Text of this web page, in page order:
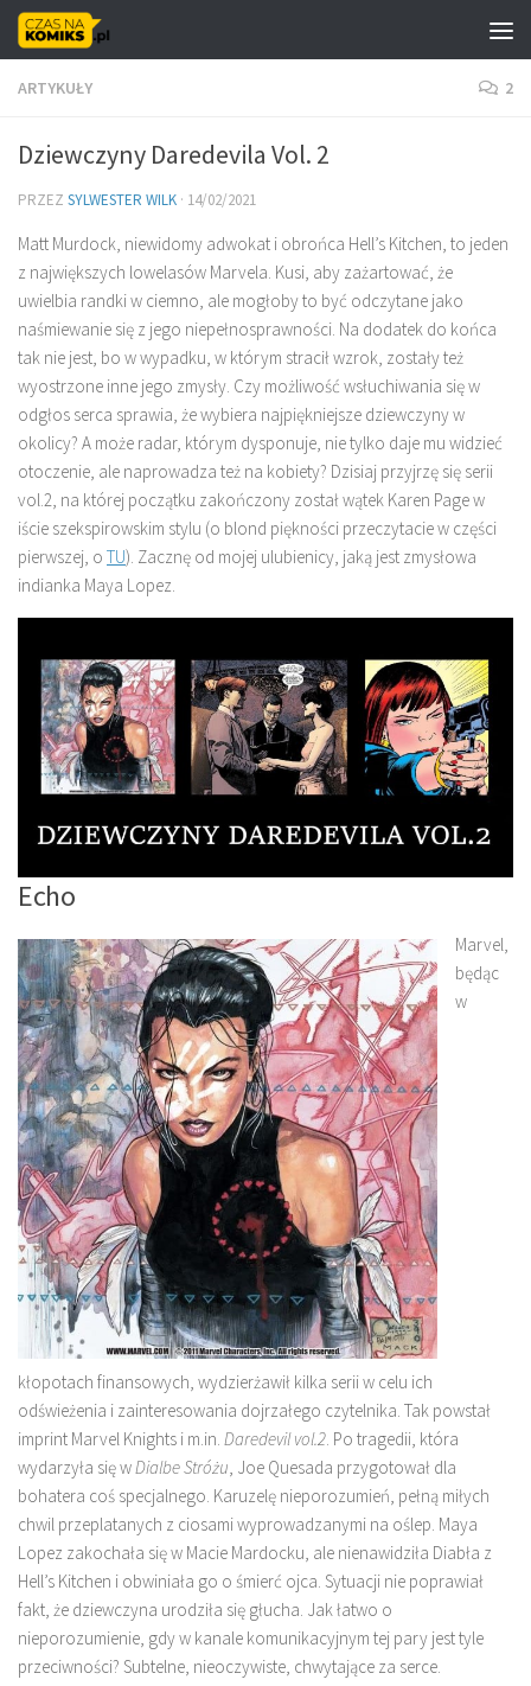
Skip to content
ARTYKUŁY 2
Dziewczyny Daredevila Vol. 2
PRZEZ SYLWESTER WILK · 14/02/2021
Matt Murdock, niewidomy adwokat i obrońca Hell’s Kitchen, to jeden
z największych lowelasów Marvela. Kusi, aby zażartować, że
uwielbia randki w ciemno, ale mogłoby to być odczytane jako
naśmiewanie się z jego niepełnosprawności. Na dodatek do końca
tak nie jest, bo w wypadku, w którym stracił wzrok, zostały też
wyostrzone inne jego zmysły. Czy możliwość wsłuchiwania się w
odgłos serca sprawia, że wybiera najpiękniejsze dziewczyny w
okolicy? A może radar, którym dysponuje, nie tylko daje mu widzieć
otoczenie, ale naprowadza też na kobiety? Dzisiaj przyjrzę się serii
vol.2, na której początku zakończony został wątek Karen Page w
iście szekspirowskim stylu (o blond piękności przeczytacie w części
pierwszej, o TU). Zacznę od mojej ulubienicy, jaką jest zmysłowa
indianka Maya Lopez.
Echo
Marvel,
będąc
w
kłopotach finansowych, wydzierżawił kilka serii w celu ich
odświeżenia i zainteresowania dojrzałego czytelnika. Tak powstał
imprint Marvel Knights i m.in. Daredevil vol.2 . Po tragedii, która
wydarzyła się wDialbe Stróżu , Joe Quesada przygotował dla
bohatera coś specjalnego. Karuzelę nieporozumień, pełną miłych
chwil przeplatanych z ciosami wyprowadzanymi na oślep. Maya
Lopez zakochała się w Macie Mardocku, ale nienawidziła Diabła z
Hell’s Kitchen i obwiniała go o śmierć ojca. Sytuacji nie poprawiał
fakt, że dziewczyna urodziła się głucha. Jak łatwo o
nieporozumienie, gdy w kanale komunikacyjnym tej pary jest tyle
przeciwności? Subtelne, nieoczywiste, chwytające za serce.